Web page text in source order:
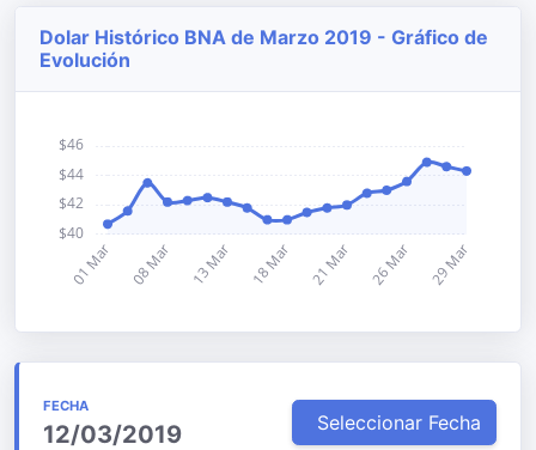
Dolar Histórico BNA de Marzo 2019 - Gráfico de
Evolución
FECHA
12/03/2019 Seleccionar Fecha